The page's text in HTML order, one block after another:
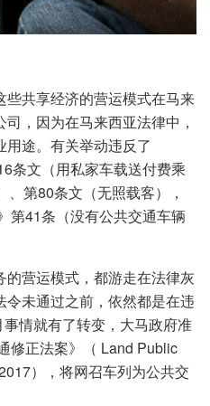
共享经济的营运模式在马来
，因为在马来西亚法律中，
途。有关举动违反了
条文（用私家车载送付费乘
第80条文（无照载客），
第41条（没有公共交通车辆
营运模式，都游走在法律灰
未通过之前，依然都是在违
情就有了转变，大马政府准
修正法案》（ Land Public
），将网召车列为公共交